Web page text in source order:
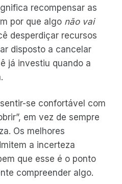
recompensar as
por que algo não vai
desperdiçar recursos
disposto a cancelar
já investiu quando a
se confortável com
em vez de sempre
Os melhores
a incerteza
que esse é o ponto
compreender algo.